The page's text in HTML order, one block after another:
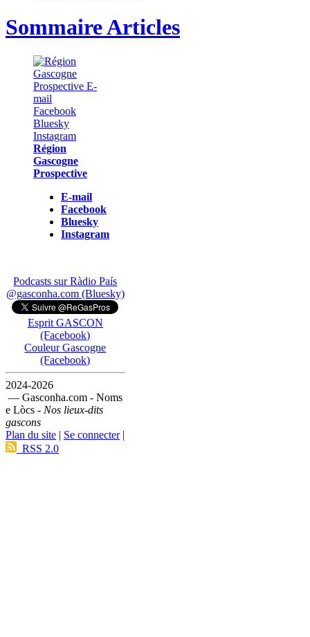
Sommaire Articles
Région
Gascogne
Prospective
E-mail
Facebook
Bluesky
Instagram
Podcasts sur Ràdio País
@gasconha.com (Bluesky)
Esprit GASCON
(Facebook)
Couleur Gascogne
(Facebook)
2024-2026
— Gasconha.com - Noms
e Lòcs - Nos lieux-dits
gascons
Plan du site | Se connecter|
RSS 2.0